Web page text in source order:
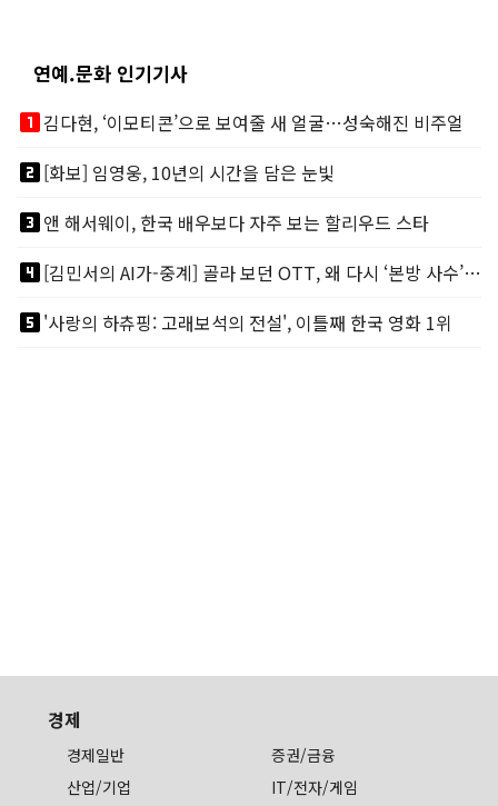
연예.문화 인기기사
looks_one김다현, ‘이모티콘’으로 보여줄 새 얼굴…성숙해진 비주얼
looks_two[화보] 임영웅, 10년의 시간을 담은 눈빛
looks_3앤 해서웨이, 한국 배우보다 자주 보는 할리우드 스타
looks_4
[김민서의 AI가-중계] 골라 보던 OTT, 왜 다시 ‘본방 사수’를 부르나
looks_5'사랑의 하츄핑: 고래보석의 전설', 이틀째 한국 영화 1위
경제
경제일반
증권/금융
산업/기업
IT/전자/게임